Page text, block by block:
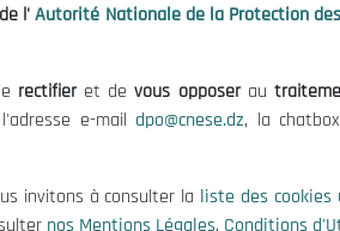
Suivez-
© 2026 Conseil National Économique,
l' Autorité Nationale de la Protection
rectifieret devous opposerau
e-mail dpo@cnese.dz, la
invitons à consulter la liste des cookies
nos Mentions Légales, Conditions